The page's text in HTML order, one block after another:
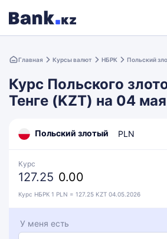
Главная Курсы валют НБРК Польский
Курс Польского
Тенге (KZT) на 04
Польский злотый PLN
Курс
127.25 0.00
Курс НБРК 1 PLN = 127.25 KZT 04.05.2026
У меня есть